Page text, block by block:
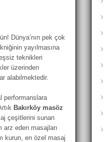
Dünya’nın pek çok
yayılmasına
teknikleri
üzerinden
alabilmektedir.
performanslara
Bakırköy masöz
çeşitlerini sunan
arz eden masajları
kurun, en özel masaj